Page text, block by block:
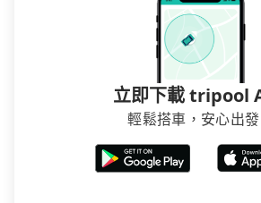
立即下載 tripool
輕鬆搭車，安心出發